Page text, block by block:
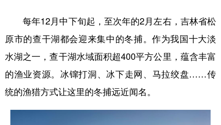
每年12月中下旬起，至次年的2月左右，吉林省松
原市的查干湖都会迎来集中的冬捕。作为我国十大淡
水湖之一，查干湖水域面积超400平方公里，蕴含丰富
的渔业资源。冰镩打洞、冰下走网、马拉绞盘……传
统的渔猎方式让这里的冬捕远近闻名。